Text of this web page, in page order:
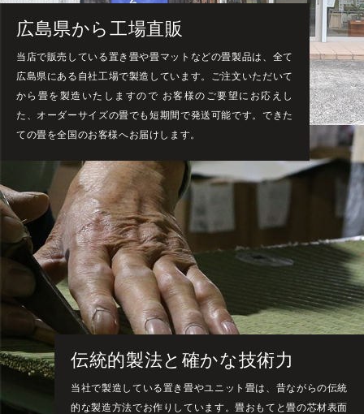
広島県から工場直販
当店で販売している置き畳や畳マットなどの畳製品は、全て
広島県にある自社工場で製造しています。ご注文いただいて
から畳を製造いたしますので お客様のご要望にお応えし
た、オーダーサイズの畳でも短期間で発送可能です。できた
ての畳を全国のお客様へお届けします。
伝統的製法と確かな技術力
当社で製造している置き畳やユニット畳は、昔ながらの伝統
的な製造方法でお作りしています。畳おもてと畳の芯材表面